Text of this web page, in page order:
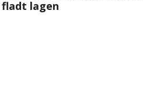
lagen